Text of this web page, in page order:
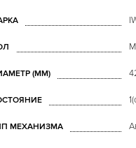
(MM)
МЕХАНИЗМА